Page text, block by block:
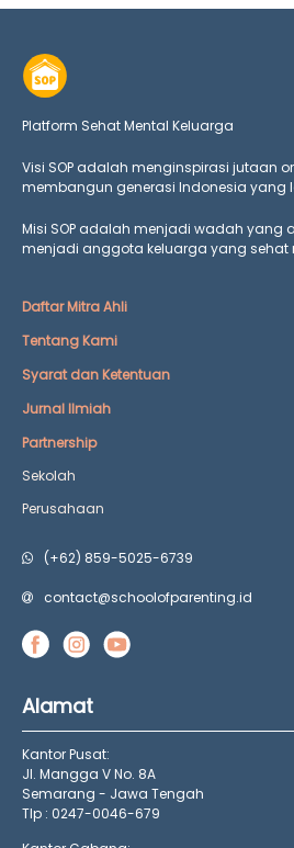
Platform Sehat Mental Keluarga
Visi SOP adalah menginspirasi jutaan
membangun generasi Indonesia yang
Misi SOP adalah menjadi wadah yang
menjadi anggota keluarga yang sehat
Daftar Mitra Ahli
Tentang Kami
Syarat dan Ketentuan
Jurnal Ilmiah
Partnership
Sekolah
Perusahaan
(+62) 859-5025-6739
contact@schoolofparenting.id
Alamat
Kantor Pusat:
Jl. Mangga V No. 8A
Semarang - Jawa Tengah
Tlp : 0247-0046-679